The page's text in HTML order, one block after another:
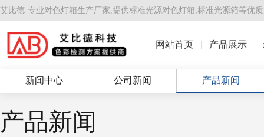
艾比德-专业对色灯箱生产厂家,提供标准光源对色灯箱,标准光源箱等优
网站首页 产品展示
新闻中心 公司新闻 产品新闻
产品新闻